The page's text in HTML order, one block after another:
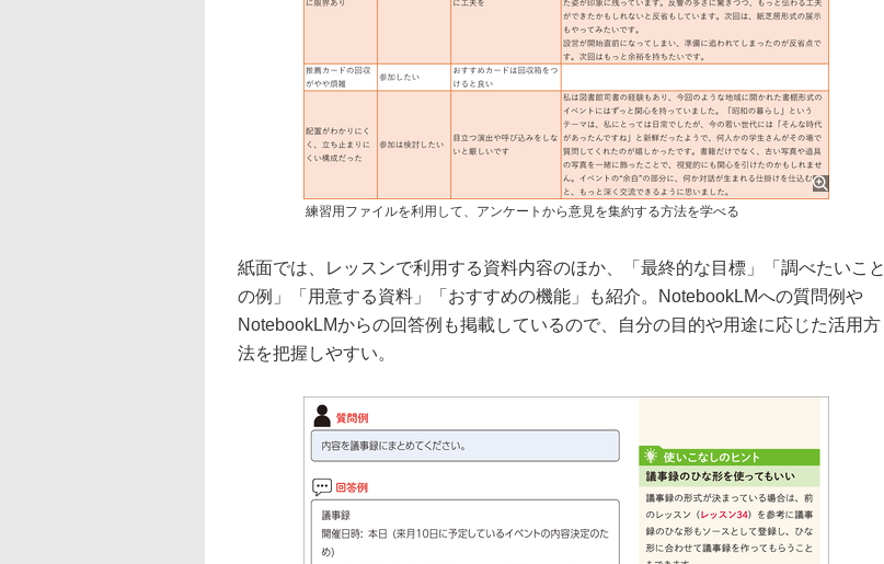
練習用ファイルを利用して、アンケートから意見を集約する方法を学べる
紙面では、レッスンで利用する資料内容のほか、「最終的な目標」「調べたいこと
の例」「用意する資料」「おすすめの機能」も紹介。NotebookLMへの質問例や
NotebookLMからの回答例も掲載しているので、自分の目的や用途に応じた活用方
法を把握しやすい。